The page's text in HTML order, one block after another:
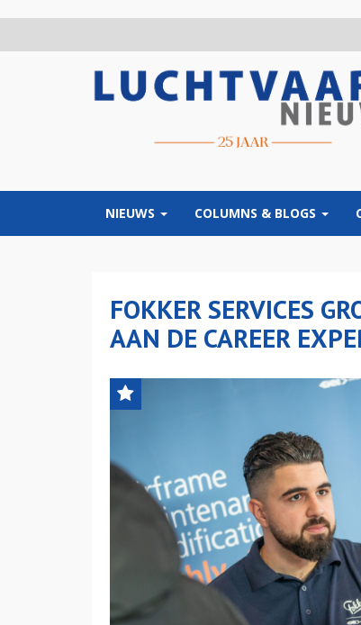
NIEUWS COLUMNS & BLOGS
FOKKER SERVICES
AAN DE CAREER